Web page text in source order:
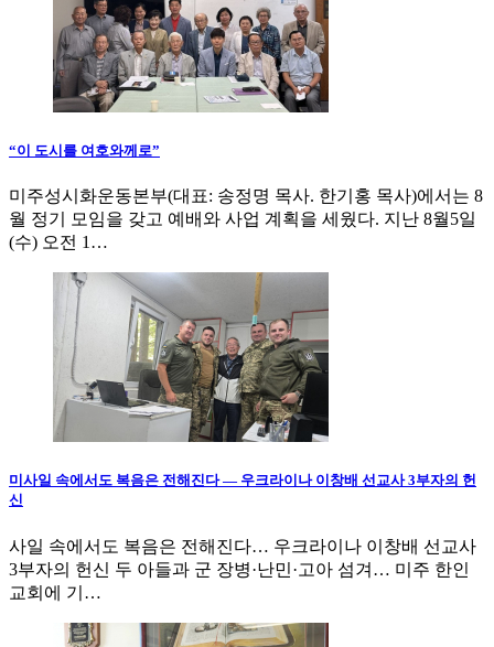
“이 도시를 여호와께로”
미주성시화운동본부(대표: 송정명 목사. 한기홍 목사)에서는 8
월 정기 모임을 갖고 예배와 사업 계획을 세웠다. 지난 8월5일
(수) 오전 1…
미사일 속에서도 복음은 전해진다 — 우크라이나 이창배 선교사 3부자의 헌
신
사일 속에서도 복음은 전해진다… 우크라이나 이창배 선교사
3부자의 헌신 두 아들과 군 장병·난민·고아 섬겨… 미주 한인
교회에 기…